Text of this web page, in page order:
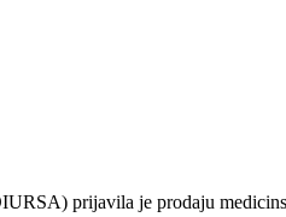
prijavila je prodaju